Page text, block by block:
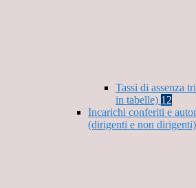
Tassi di assenza
in tabelle) 12
Incarichi conferiti e
(dirigenti e non dirigenti)